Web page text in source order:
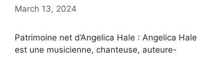
March 13, 2024
Patrimoine net d’Angelica Hale : Angelica Hale
est une musicienne, chanteuse, auteure-